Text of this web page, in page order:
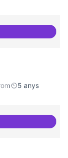
seguretat digital
5 anys
Digital